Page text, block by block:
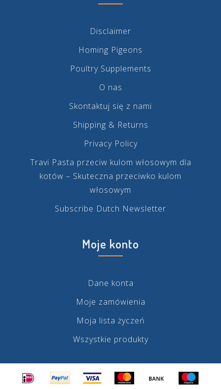
Disclaimer
Homing Pigeons
Poultry Supplements
O nas
Skontaktuj się z nami
Shipping & Returns
Privacy Policy
Travi Pasta przeciw kulom włosowym dla
kotów – Skuteczna przeciwko kulom
włosowym
Subscribe Dutch Newsletter
Moje konto
Dane konta
Moje zamówienia
Moja lista życzeń
Wszystkie produkty